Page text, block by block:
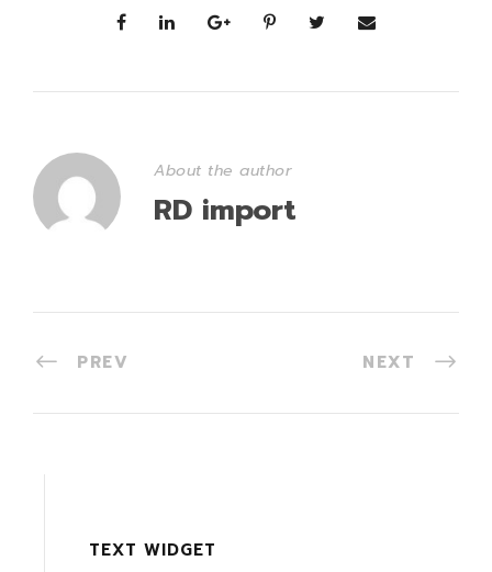
About the author
RD import
PREV NEXT
TEXT WIDGET